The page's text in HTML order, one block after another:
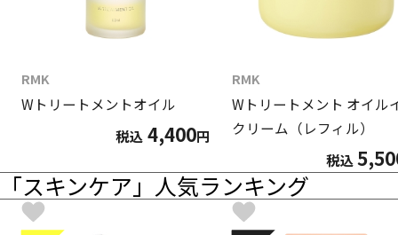
RMK
Wトリートメントオイル
税込 4,400円
RMK
Wトリートメント オイル
クリーム（レフィル）
税込
「スキンケア」人気ランキング